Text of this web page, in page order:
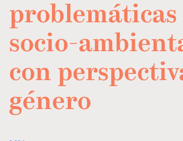
problemáticas
socio-
con
género